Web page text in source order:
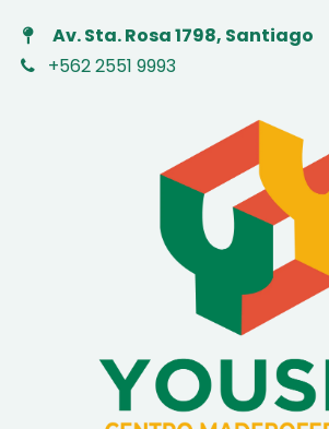
Av. Sta. Rosa 1798, Santiago
+562 2551 9993